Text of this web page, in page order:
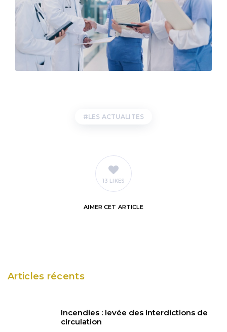
LES ACTUALITES
13 LIKES
AIMER CET ARTICLE
Articles récents
Incendies : levée des interdictions de
circulation